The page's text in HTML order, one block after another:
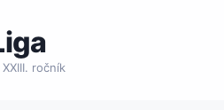
XXIII. ročník